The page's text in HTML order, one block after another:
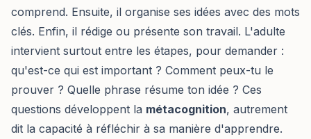
comprend. Ensuite, il organise ses idées avec des mots
clés. Enfin, il rédige ou présente son travail. L'adulte
intervient surtout entre les étapes, pour demander :
qu'est-ce qui est important ? Comment peux-tu le
prouver ? Quelle phrase résume ton idée ? Ces
questions développent la métacognition, autrement
dit la capacité à réfléchir à sa manière d'apprendre.